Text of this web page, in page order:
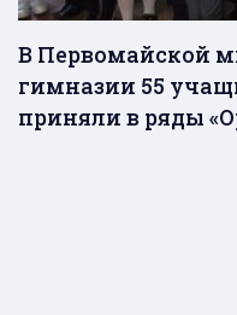
В Первомайской
гимназии 55
приняли в ряды